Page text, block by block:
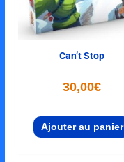
Can’t Stop
30,00€
Ajouter au panier